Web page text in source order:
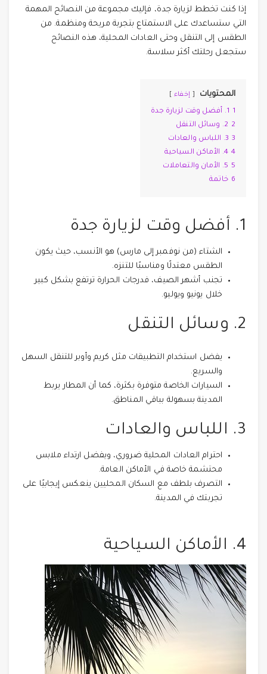
إذا كنت تخطط لزيارة جدة، فإليك مجموعة من النصائح المهمة
التي ستساعدك على الاستمتاع بتجربة مريحة ومنظمة. من
الطقس إلى التنقل وحتى العادات المحلية، هذه النصائح
ستجعل رحلتك أكثر سلاسة.
المحتويات إخفاء
1 1. أفضل وقت لزيارة جدة
2 2. وسائل التنقل
3 3. اللباس والعادات
4 4. الأماكن السياحية
5 5. الأمان والتعاملات
6 خاتمة
1. أفضل وقت لزيارة جدة
الشتاء (من نوفمبر إلى مارس) هو الأنسب، حيث يكون
الطقس معتدلًا ومناسبًا للتنزه.
تجنب أشهر الصيف، فدرجات الحرارة ترتفع بشكل كبير
خلال يونيو ويوليو.
2. وسائل التنقل
يفضل استخدام التطبيقات مثل كريم وأوبر للتنقل السهل
والسريع.
السيارات الخاصة متوفرة بكثرة، كما أن المطار يربط
المدينة بسهولة بباقي المناطق.
3. اللباس والعادات
احترام العادات المحلية ضروري، ويفضل ارتداء ملابس
محتشمة خاصة في الأماكن العامة.
التصرف بلطف مع السكان المحليين ينعكس إيجابيًا على
تجربتك في المدينة.
4. الأماكن السياحية